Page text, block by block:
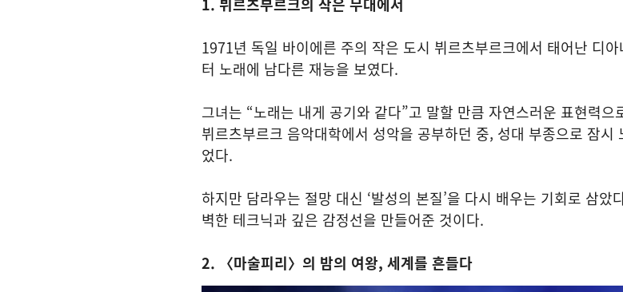
1971년 독일 바이에른 주의 작은 도시 뷔르츠부르크에서 태어난 디
터 노래에 남다른 재능을 보였다.
그녀는 “노래는 내게 공기와 같다”고 말할 만큼 자연스러운 표현력으
뷔르츠부르크 음악대학에서 성악을 공부하던 중, 성대 부종으로 잠시
었다.
하지만 담라우는 절망 대신 ‘발성의 본질’을 다시 배우는 기회로 삼
벽한 테크닉과 깊은 감정선을 만들어준 것이다.
2. 〈마술피리〉의 밤의 여왕, 세계를 흔들다